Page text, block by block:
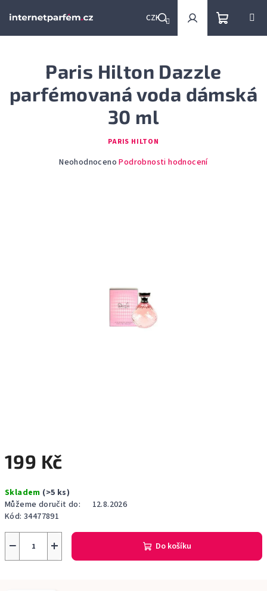
CZK
Hledat PřihlášeníNákupní
199 Kč
cena:
Skladem (>5 ks)
Můžeme doručit do:
12.8.2026
Kód: 34477891
+
− Do košíku
Paris Hilton Dazzle
parfémovaná voda dámská
30 ml
PARIS HILTON
Průměrné
Neohodnoceno Podrobnosti hodnocení